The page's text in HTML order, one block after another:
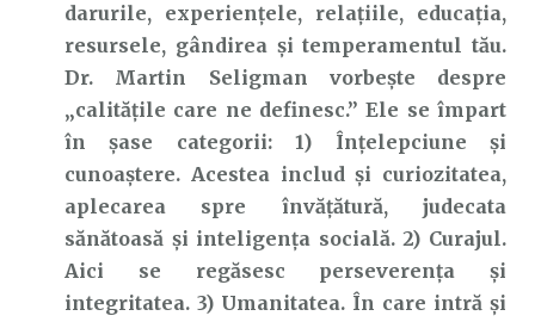
darurile, experiențele, relațiile, educația,
resursele, gândirea și temperamentul tău.
Dr. Martin Seligman vorbește despre
„calitățile care ne definesc.” Ele se împart
în șase categorii: 1) Înțelepciune și
cunoaștere. Acestea includ și curiozitatea,
aplecarea spre învățătură, judecata
sănătoasă și inteligența socială. 2) Curajul.
Aici se regăsesc perseverența și
integritatea. 3) Umanitatea. În care intră și